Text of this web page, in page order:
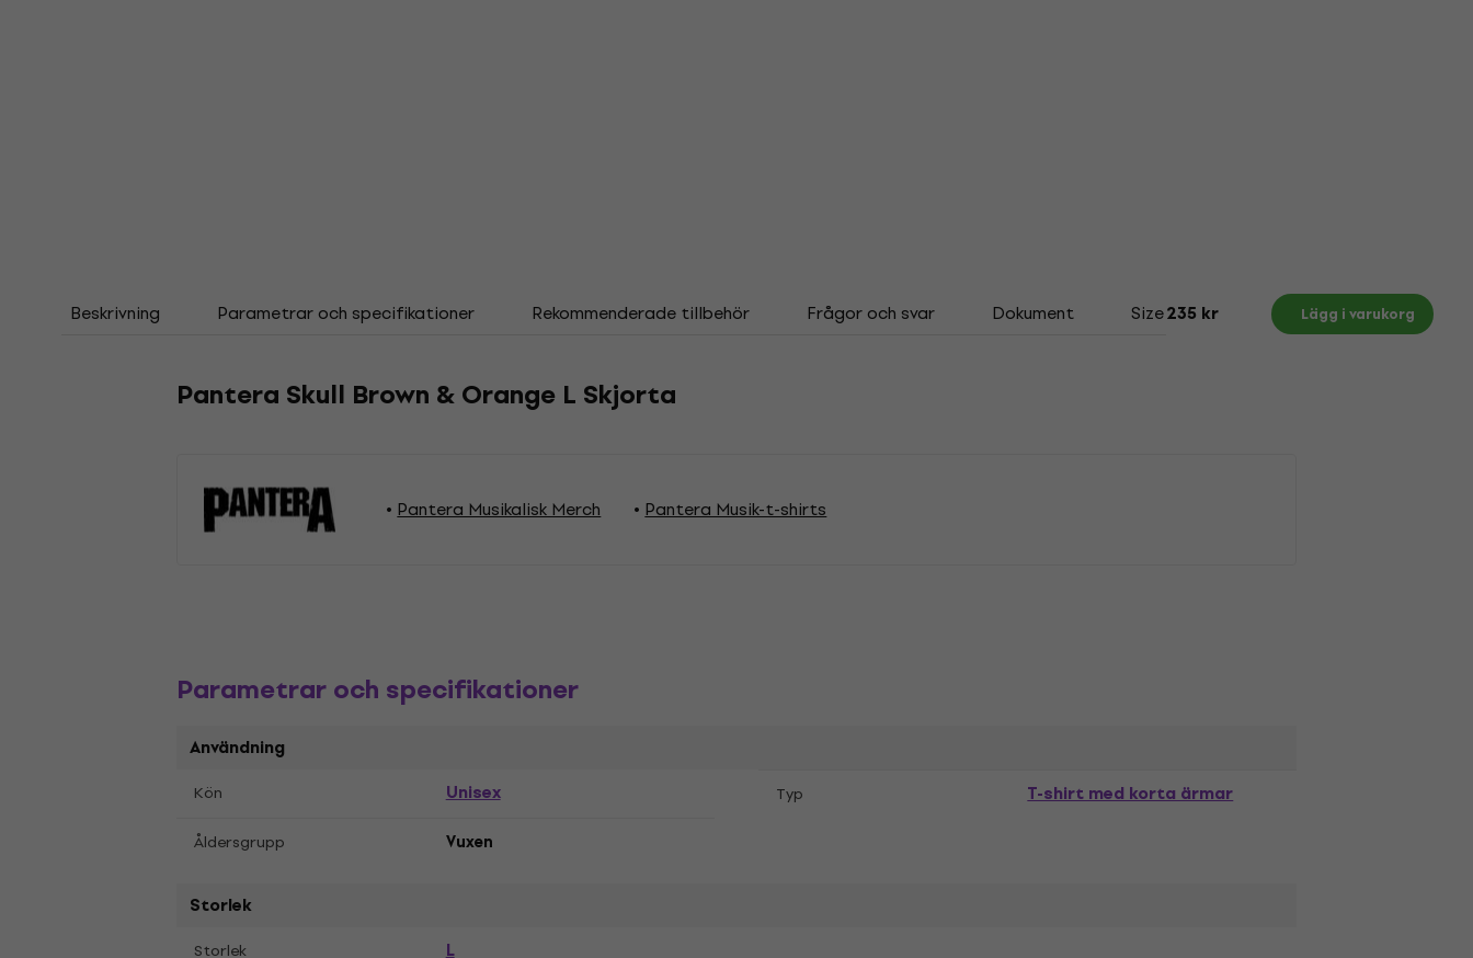
Beskrivning Parametrar och specifikationer Rekommenderade tillbehör Frågor och svar Dokument Size Chart
235 kr Lägg i varukorg
Pantera Skull Brown & Orange L Skjorta
Pantera Musikalisk Merch Pantera Musik-t-shirts
Parametrar och specifikationer
Användning
Kön Unisex Typ T-shirt med korta ärmar
Åldersgrupp Vuxen
Storlek
Storlek L